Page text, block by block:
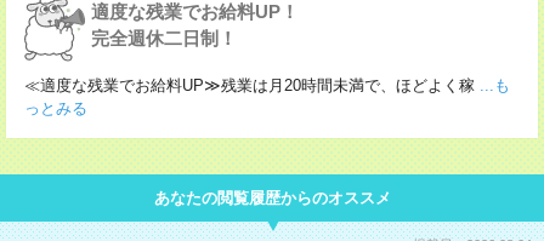
適度な残業でお給料UP！
完全週休二日制！
≪適度な残業でお給料UP≫残業は月20時間未満で、ほどよく稼 ...も
っとみる
あなたの閲覧履歴からのオススメ